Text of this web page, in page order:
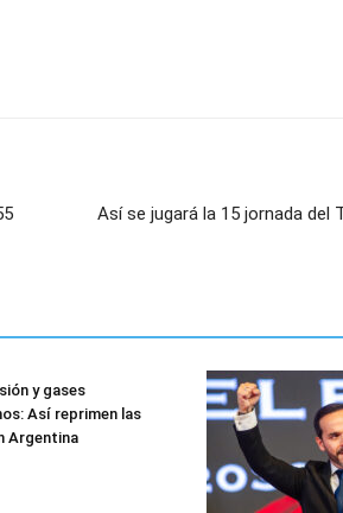
Así se jugará la 15 jornada del
y gases
Así reprimen las
Argentina